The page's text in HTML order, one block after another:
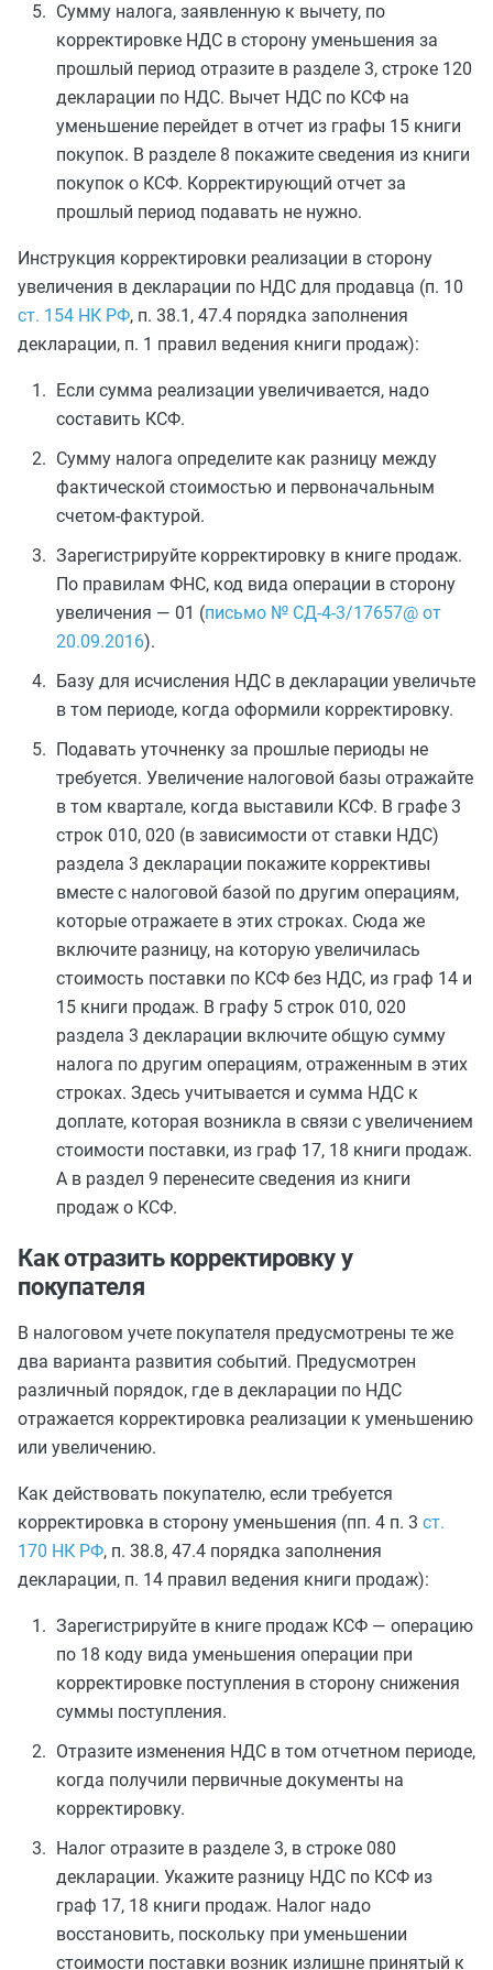
Сумму налога, заявленную к вычету, по
корректировке НДС в сторону уменьшения за
прошлый период отразите в разделе 3, строке 120
декларации по НДС. Вычет НДС по КСФ на
уменьшение перейдет в отчет из графы 15 книги
покупок. В разделе 8 покажите сведения из книги
покупок о КСФ. Корректирующий отчет за
прошлый период подавать не нужно.
Инструкция корректировки реализации в сторону
увеличения в декларации по НДС для продавца (п. 10
ст. 154 НК РФ, п. 38.1, 47.4 порядка заполнения
декларации, п. 1 правил ведения книги продаж):
Если сумма реализации увеличивается, надо
составить КСФ.
Сумму налога определите как разницу между
фактической стоимостью и первоначальным
счетом-фактурой.
Зарегистрируйте корректировку в книге продаж.
По правилам ФНС, код вида операции в сторону
увеличения — 01 (письмо № СД-4-3/17657@ от
20.09.2016).
Базу для исчисления НДС в декларации увеличьте
в том периоде, когда оформили корректировку.
Подавать уточненку за прошлые периоды не
требуется. Увеличение налоговой базы отражайте
в том квартале, когда выставили КСФ. В графе 3
строк 010, 020 (в зависимости от ставки НДС)
раздела 3 декларации покажите коррективы
вместе с налоговой базой по другим операциям,
которые отражаете в этих строках. Сюда же
включите разницу, на которую увеличилась
стоимость поставки по КСФ без НДС, из граф 14 и
15 книги продаж. В графу 5 строк 010, 020
раздела 3 декларации включите общую сумму
налога по другим операциям, отраженным в этих
строках. Здесь учитывается и сумма НДС к
доплате, которая возникла в связи с увеличением
стоимости поставки, из граф 17, 18 книги продаж.
А в раздел 9 перенесите сведения из книги
продаж о КСФ.
Как отразить корректировку у
покупателя
В налоговом учете покупателя предусмотрены те же
два варианта развития событий. Предусмотрен
различный порядок, где в декларации по НДС
отражается корректировка реализации к уменьшению
или увеличению.
Как действовать покупателю, если требуется
корректировка в сторону уменьшения (пп. 4 п. 3 ст.
170 НК РФ, п. 38.8, 47.4 порядка заполнения
декларации, п. 14 правил ведения книги продаж):
Зарегистрируйте в книге продаж КСФ — операцию
по 18 коду вида уменьшения операции при
корректировке поступления в сторону снижения
суммы поступления.
Отразите изменения НДС в том отчетном периоде,
когда получили первичные документы на
корректировку.
Налог отразите в разделе 3, в строке 080
декларации. Укажите разницу НДС по КСФ из
граф 17, 18 книги продаж. Налог надо
восстановить, поскольку при уменьшении
стоимости поставки возник излишне принятый к